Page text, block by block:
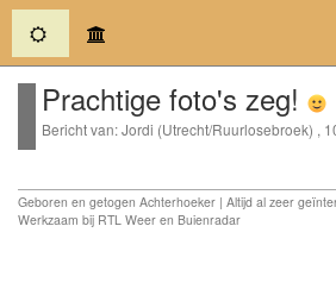
(current)
Prachtige foto's zeg!
Bericht van: Jordi (Utrecht/Ruurlosebroek) ,
Geboren en getogen Achterhoeker | Altijd al zeer
Werkzaam bij RTL Weer en Buienradar